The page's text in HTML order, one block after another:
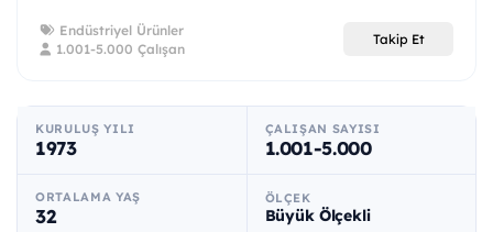
Endüstriyel Ürünler
1.001-5.000 Çalışan
Takip Et
KURULUŞ YILI
1973
ÇALIŞAN SAYISI
1.001-5.000
ORTALAMA YAŞ
32
ÖLÇEK
Büyük Ölçekli